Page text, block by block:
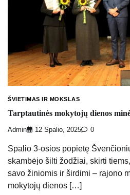
ŠVIETIMAS IR MOKSLAS
Tarptautinės mokytojų dienos
Admin 12 Spalio, 2025 0
Spalio 3-osios popietę
skambėjo šilti žodžiai, skirti
savo žiniomis ir širdimi – rajono
mokytojų dienos […]